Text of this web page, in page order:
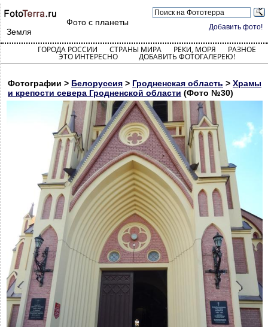
Добавить фото!
Фото с планеты
Земля
ГОРОДА РОССИИ СТРАНЫ МИРА РЕКИ, МОРЯ РАЗНОЕ
ЭТО ИНТЕРЕСНО ДОБАВИТЬ ФОТОГАЛЕРЕЮ!
Фотографии > Белоруссия > Гродненская область > Храмы
и крепости севера Гродненской области (Фото №30)